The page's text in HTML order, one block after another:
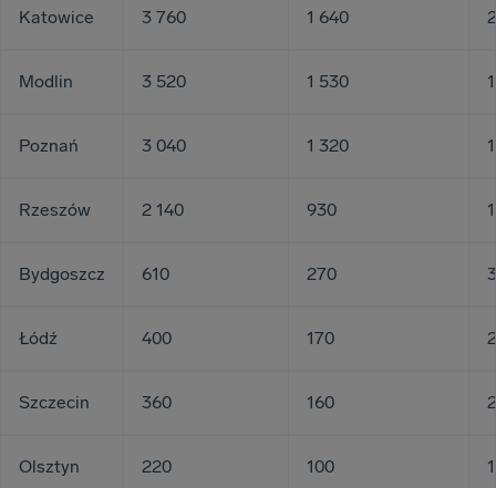
Katowice 3 760 1 640
Modlin 3 520 1 530
Poznań 3 040 1 320
Rzeszów 2 140 930
Bydgoszcz 610 270
Łódź 400 170
Szczecin 360 160
Olsztyn 220 100